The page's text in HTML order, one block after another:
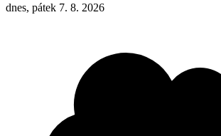
dnes, pátek 7. 8. 2026